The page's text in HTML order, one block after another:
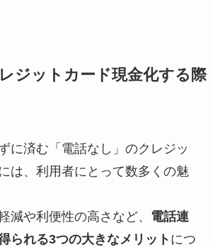
ジットカード現金化する際
に済む「電話なし」のクレジッ
は、利用者にとって数多くの魅
減や利便性の高さなど、 電話連
られる3つの大きなメリット につ